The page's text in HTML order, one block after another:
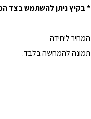
* בקיץ ניתן להשתמש בצד
המחיר ליחידה
תמונה להמחשה בלבד.